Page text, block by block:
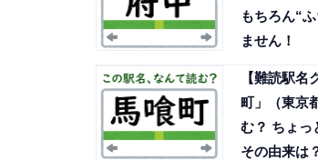
もちろん“
ません！
【難読駅名
町」（東京
む？ ちょっ
その由来は